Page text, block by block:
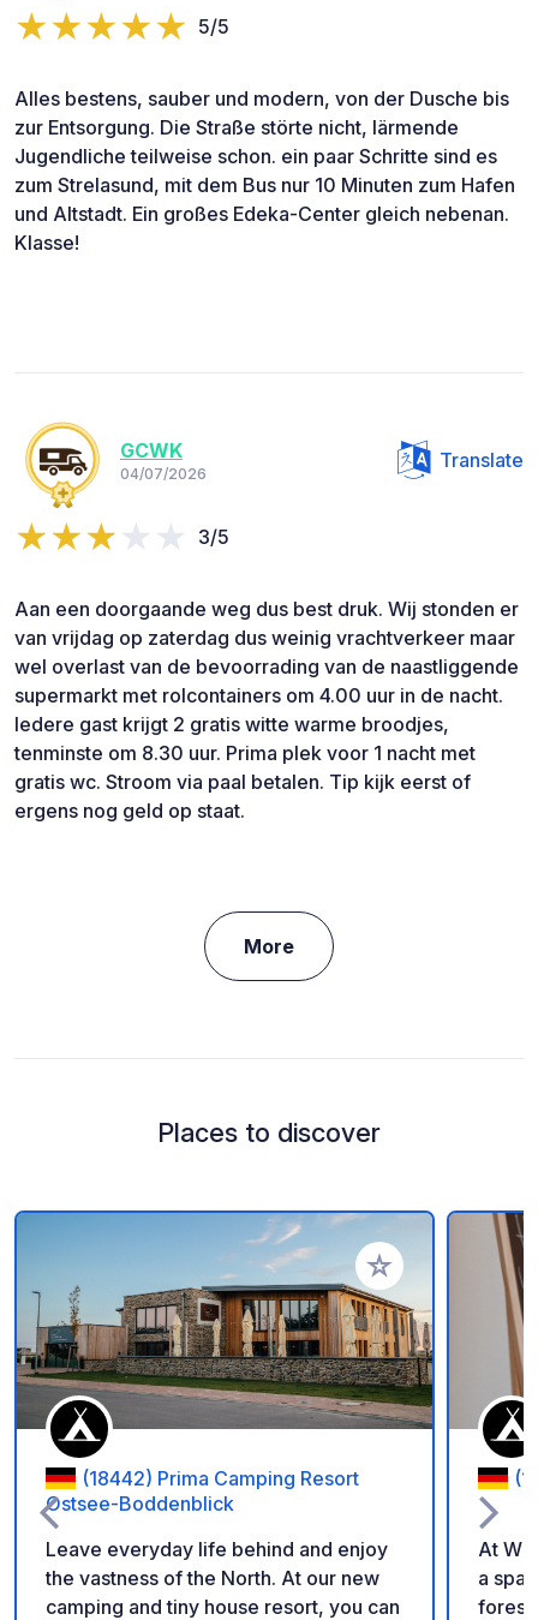
5/5
Alles bestens, sauber und modern, von der Dusche bis
zur Entsorgung. Die Straße störte nicht, lärmende
Jugendliche teilweise schon. ein paar Schritte sind es
zum Strelasund, mit dem Bus nur 10 Minuten zum Hafen
und Altstadt. Ein großes Edeka-Center gleich nebenan.
Klasse!
GCWK
04/07/2026
Translate
3/5
Aan een doorgaande weg dus best druk. Wij stonden er
van vrijdag op zaterdag dus weinig vrachtverkeer maar
wel overlast van de bevoorrading van de naastliggende
supermarkt met rolcontainers om 4.00 uur in de nacht.
Iedere gast krijgt 2 gratis witte warme broodjes,
tenminste om 8.30 uur. Prima plek voor 1 nacht met
gratis wc. Stroom via paal betalen. Tip kijk eerst of
ergens nog geld op staat.
More
Places to discover
Add to your
(18442) Prima Camping Resort
Ostsee-Boddenblick
Leave everyday life behind and enjoy
the vastness of the North. At our new
camping and tiny house resort, you can
At
a